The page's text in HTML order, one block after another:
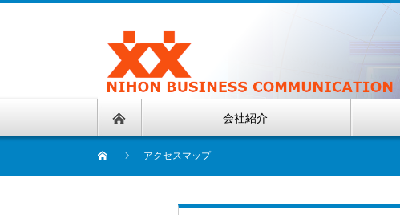
会社紹介
アクセスマップ